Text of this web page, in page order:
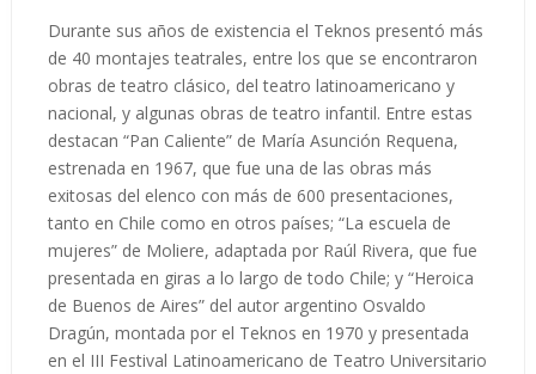
Durante sus años de existencia el Teknos presentó más
de 40 montajes teatrales, entre los que se encontraron
obras de teatro clásico, del teatro latinoamericano y
nacional, y algunas obras de teatro infantil. Entre estas
destacan “Pan Caliente” de María Asunción Requena,
estrenada en 1967, que fue una de las obras más
exitosas del elenco con más de 600 presentaciones,
tanto en Chile como en otros países; “La escuela de
mujeres” de Moliere, adaptada por Raúl Rivera, que fue
presentada en giras a lo largo de todo Chile; y “Heroica
de Buenos de Aires” del autor argentino Osvaldo
Dragún, montada por el Teknos en 1970 y presentada
en el III Festival Latinoamericano de Teatro Universitario